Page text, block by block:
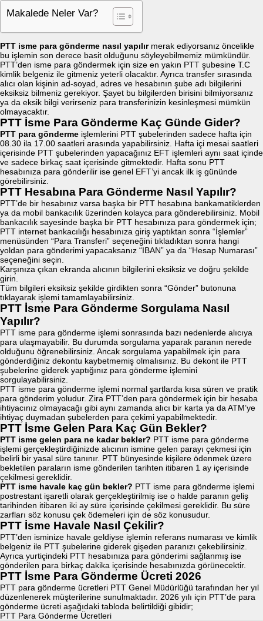
Makalede Neler Var?
PTT isme para gönderme nasıl yapılır merak ediyorsanız öncelikle
bu işlemin son derece basit olduğunu söyleyebilmemiz mümkündür.
PTT’den isme para göndermek için size en yakın PTT şubesine T.C
kimlik belgeniz ile gitmeniz yeterli olacaktır. Ayrıca transfer sırasında
alıcı olan kişinin ad-soyad, adres ve hesabının şube adı bilgilerini
eksiksiz bilmeniz gerekiyor. Şayet bu bilgilerden birisini bilmiyorsanız
ya da eksik bilgi verirseniz para transferinizin kesinleşmesi mümkün
olmayacaktır.
PTT İsme Para Gönderme Kaç Günde Gider?
PTT para gönderme işlemlerini PTT şubelerinden sadece hafta için
08.30 ila 17.00 saatleri arasında yapabilirsiniz. Hafta içi mesai saatleri
içerisinde PTT şubelerinden yapacağınız EFT işlemleri aynı saat içinde
ve sadece birkaç saat içerisinde gitmektedir. Hafta sonu PTT
hesabınıza para gönderilir ise genel EFT’yi ancak ilk iş gününde
görebilirsiniz.
PTT Hesabına Para Gönderme Nasıl Yapılır?
PTT’de bir hesabınız varsa başka bir PTT hesabına bankamatiklerden
ya da mobil bankacılık üzerinden kolayca para gönderebilirsiniz. Mobil
bankacılık sayesinde başka bir PTT hesabınıza para göndermek için;
PTT internet bankacılığı hesabınıza giriş yaptıktan sonra “İşlemler”
menüsünden “Para Transferi” seçeneğini tıkladıktan sonra hangi
yoldan para gönderimi yapacaksanız “IBAN” ya da “Hesap Numarası”
seçeneğini seçin.
Karşınıza çıkan ekranda alıcının bilgilerini eksiksiz ve doğru şekilde
girin.
Tüm bilgileri eksiksiz şekilde girdikten sonra “Gönder” butonuna
tıklayarak işlemi tamamlayabilirsiniz.
PTT İsme Para Gönderme Sorgulama Nasıl
Yapılır?
PTT isme para gönderme işlemi sonrasında bazı nedenlerde alıcıya
para ulaşmayabilir. Bu durumda sorgulama yaparak paranın nerede
olduğunu öğrenebilirsiniz. Ancak sorgulama yapabilmek için para
gönderdiğiniz dekontu kaybetmemiş olmalısınız. Bu dekont ile PTT
şubelerine giderek yaptığınız para gönderme işlemini
sorgulayabilirsiniz.
PTT isme para gönderme işlemi normal şartlarda kısa süren ve pratik
para gönderim yoludur. Zira PTT’den para göndermek için bir hesaba
ihtiyacınız olmayacağı gibi aynı zamanda alıcı bir karta ya da ATM’ye
ihtiyaç duymadan şubelerden para çekimi yapabilmektedir.
PTT İsme Gelen Para Kaç Gün Bekler?
PTT isme gelen para ne kadar bekler? PTT isme para gönderme
işlemi gerçekleştirdiğinizde alıcının ismine gelen parayı çekmesi için
belirli bir yasal süre tanınır. PTT bünyesinde kişilere ödenmek üzere
bekletilen paraların isme gönderilen tarihten itibaren 1 ay içerisinde
çekilmesi gereklidir.
PTT isme havale kaç gün bekler? PTT isme para gönderme işlemi
postrestant işaretli olarak gerçekleştirilmiş ise o halde paranın geliş
tarihinden itibaren iki ay süre içerisinde çekilmesi gereklidir. Bu süre
zarfları söz konusu çek ödemeleri için de söz konusudur.
PTT İsme Havale Nasıl Çekilir?
PTT’den isminize havale geldiyse işlemin referans numarası ve kimlik
belgeniz ile PTT şubelerine giderek gişeden paranızı çekebilirsiniz.
Ayrıca yurtiçindeki PTT hesabınıza para gönderimi sağlanmış ise
gönderilen para birkaç dakika içerisinde hesabınızda görünecektir.
PTT İsme Para Gönderme Ücreti 2026
PTT para gönderme ücretleri PTT Genel Müdürlüğü tarafından her yıl
düzenlenerek müşterilerine sunulmaktadır. 2026 yılı için PTT’de para
gönderme ücreti aşağıdaki tabloda belirtildiği gibidir;
PTT Para Gönderme Ücretleri